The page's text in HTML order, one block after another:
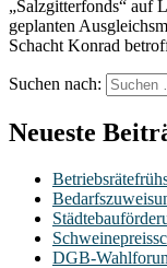
„Salzgitterfonds“ auf
geplanten
Schacht Konrad
Suchen nach:
Neueste
DGB-